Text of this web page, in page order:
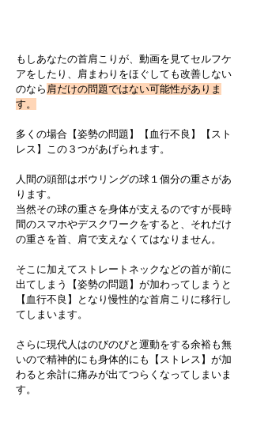
もしあなたの首肩こりが、動画を見てセルフケ
アをしたり、肩まわりをほぐしても改善しない
のなら 肩だけの問題ではない可能性がありま
す。​
多くの場合【姿勢の問題】【血行不良】【スト
レス】この３つがあげられます。
人間の頭部はボウリングの球１個分の重さがあ
ります。
当然その球の重さを身体が支えるのですが長時
間のスマホやデスクワークをすると、それだけ
の重さを首、肩で支えなくてはなりません。
そこに加えてストレートネックなどの首が前に
出てしまう【姿勢の問題】が加わってしまうと
【血行不良】となり慢性的な首肩こりに移行し
てしまいます。
​さらに現代人はのびのびと運動をする余裕も無
いので精神的にも身体的にも【ストレス】が加
わると余計に痛みが出てつらくなってしまいま
す。